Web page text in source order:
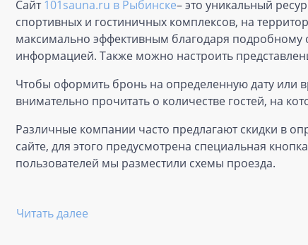
Сайт101sauna.ru в Рыбинске– это уникальный
спортивных и гостиничных комплексов, на
максимально эффективным благодаря подробному
информацией. Также можно настроить
Чтобы оформить бронь на определенную дату или
внимательно прочитать о количестве гостей, на
Различные компании часто предлагают скидки в
сайте, для этого предусмотрена специальная
пользователей мы разместили схемы проезда.
Читать далее